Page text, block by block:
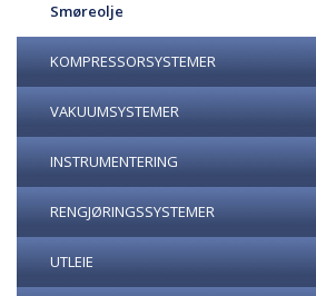
Smøreolje
KOMPRESSORSYSTEMER
VAKUUMSYSTEMER
INSTRUMENTERING
RENGJØRINGSSYSTEMER
UTLEIE